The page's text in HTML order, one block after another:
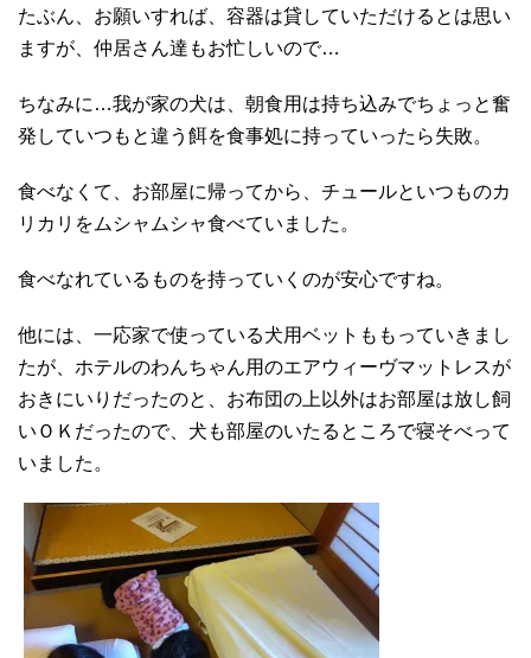
たぶん、お願いすれば、容器は貸していただけるとは思い
ますが、仲居さん達もお忙しいので…
ちなみに…我が家の犬は、朝食用は持ち込みでちょっと奮
発していつもと違う餌を食事処に持っていったら失敗。
食べなくて、お部屋に帰ってから、チュールといつものカ
リカリをムシャムシャ食べていました。
食べなれているものを持っていくのが安心ですね。
他には、一応家で使っている犬用ベットももっていきまし
たが、ホテルのわんちゃん用のエアウィーヴマットレスが
おきにいりだったのと、お布団の上以外はお部屋は放し飼
いＯＫだったので、犬も部屋のいたるところで寝そべって
いました。